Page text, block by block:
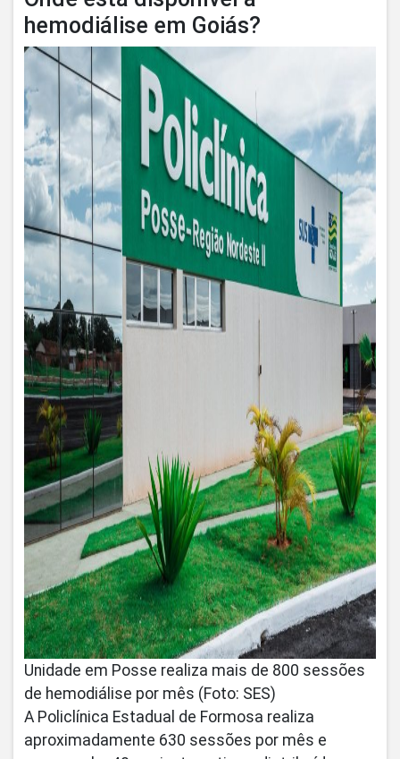
hemodiálise em Goiás?
Unidade em Posse realiza mais de 800 sessões
de hemodiálise por mês (Foto: SES)
A Policlínica Estadual de Formosa realiza
aproximadamente 630 sessões por mês e